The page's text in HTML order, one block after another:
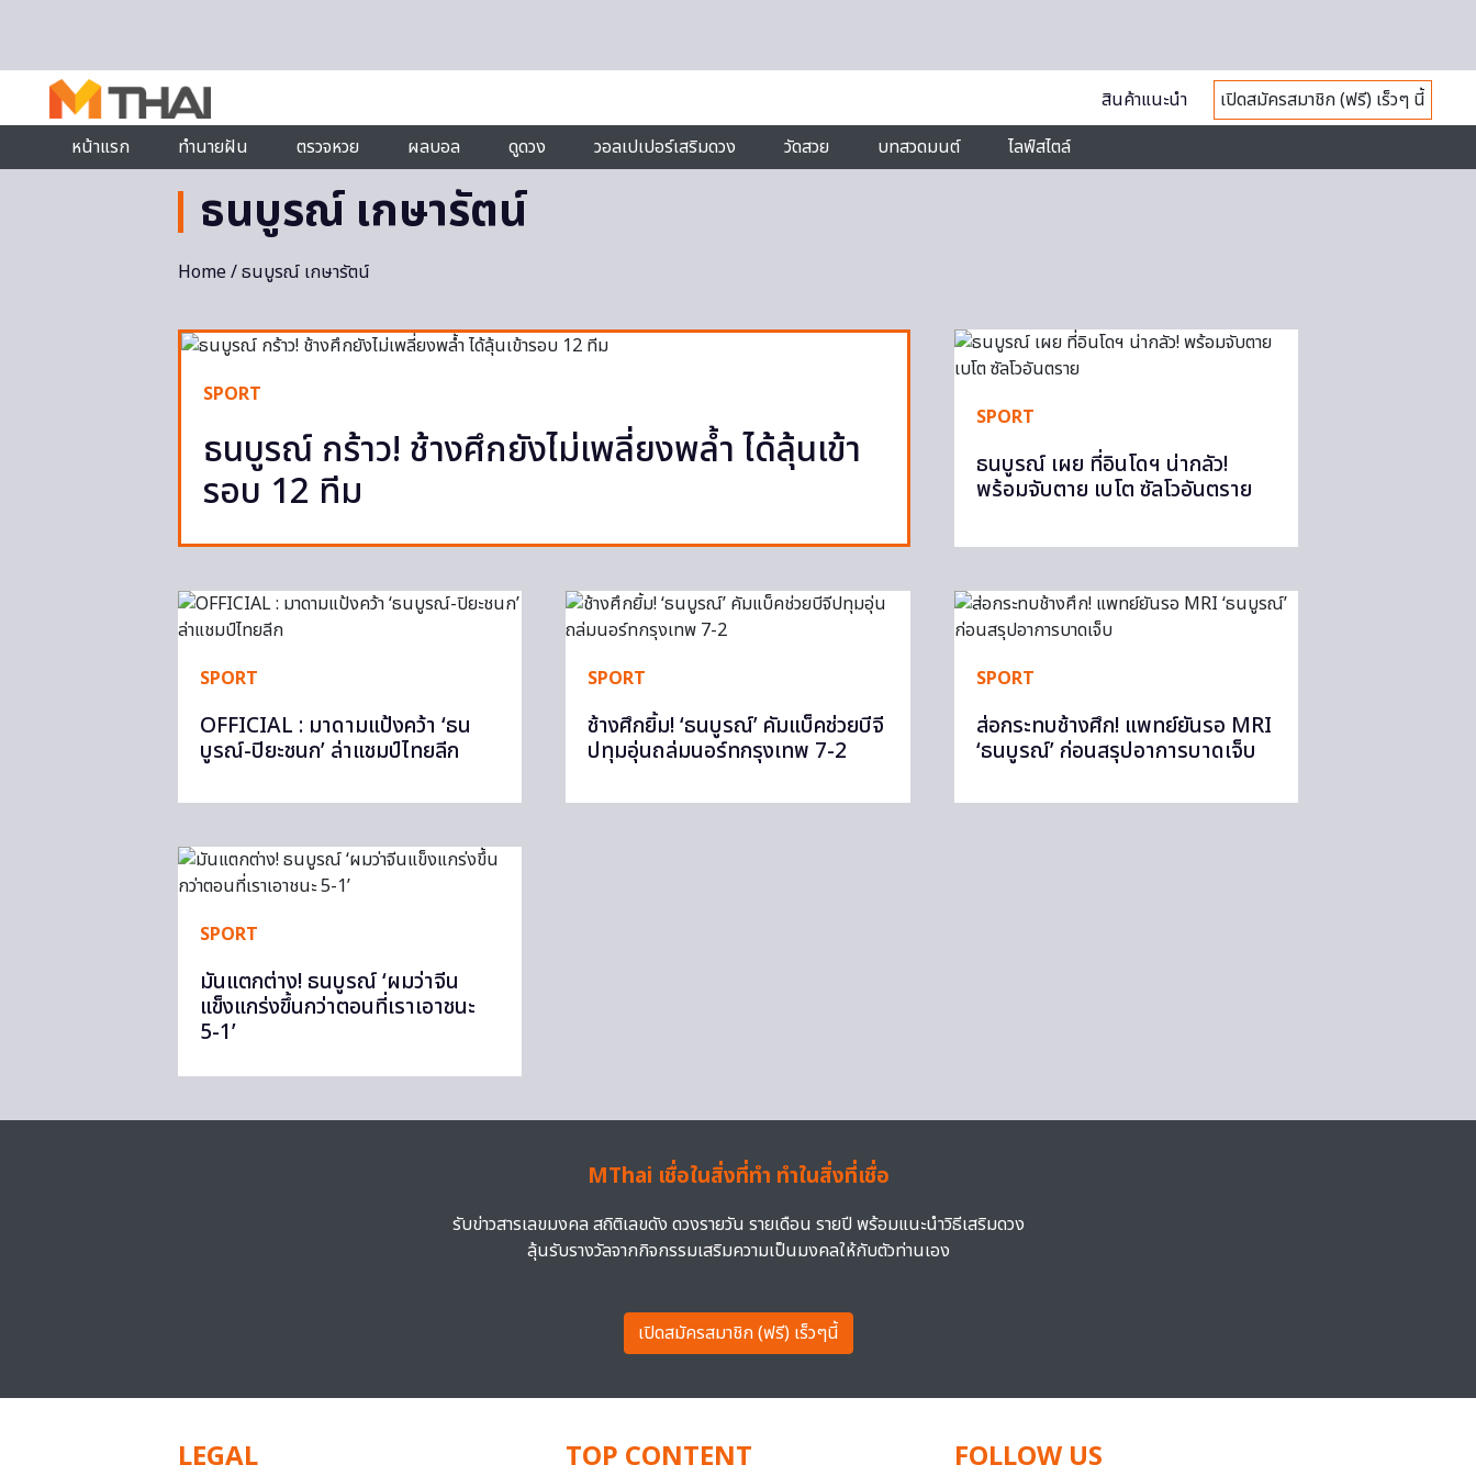
สินค้าแนะนำ
เปิดสมัครสมาชิก (ฟรี) เร็วๆ นี้
หน้าแรก
ทำนายฝัน ตรวจหวย ผลบอล ดูดวง วอลเปเปอร์เสริมดวง วัดสวย บทสวดมนต์ ไลฟ์สไตล์
ธนบูรณ์ เกษารัตน์
Home/ ธนบูรณ์ เกษารัตน์
SPORT
ธนบูรณ์ กร้าว! ช้างศึกยังไม่เพลี่ยงพล้ำ ได้ลุ้นเข้า
รอบ 12 ทีม
SPORT
ธนบูรณ์ เผย ที่อินโดฯ น่ากลัว!
พร้อมจับตาย เบโต ซัลโวอันตราย
SPORT
OFFICIAL : มาดามแป้งคว้า ‘ธน
บูรณ์-ปิยะชนก’ ล่าแชมป์ไทยลีก
SPORT
ช้างศึกยิ้ม! ‘ธนบูรณ์’ คัมแบ็คช่วยบีจี
ปทุมอุ่นถล่มนอร์ทกรุงเทพ 7-2
SPORT
ส่อกระทบช้างศึก! แพทย์ยันรอ MRI
‘ธนบูรณ์’ ก่อนสรุปอาการบาดเจ็บ
SPORT
มันแตกต่าง! ธนบูรณ์ ‘ผมว่าจีน
แข็งแกร่งขึ้นกว่าตอนที่เราเอาชนะ
5-1’
MThai เชื่อในสิ่งที่ทำ ทำในสิ่งที่เชื่อ
รับข่าวสารเลขมงคล สถิติเลขดัง ดวงรายวัน รายเดือน รายปี พร้อมแนะนำวิธีเสริมดวง
ลุ้นรับรางวัลจากกิจกรรมเสริมความเป็นมงคลให้กับตัวท่านเอง
เปิดสมัครสมาชิก (ฟรี) เร็วๆนี้
LEGAL TOP CONTENT FOLLOW US